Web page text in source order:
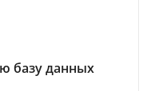
базу данных